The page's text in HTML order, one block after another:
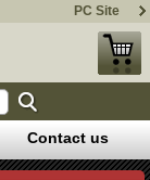
PC Site
Contact us